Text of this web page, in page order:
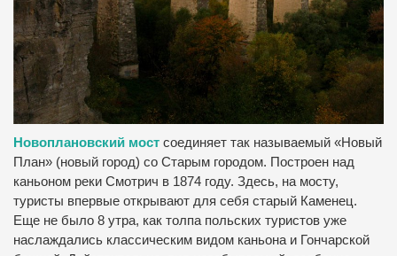
Новоплановский мост соединяет так называемый «Новый
План» (новый город) со Старым городом. Построен над
каньоном реки Смотрич в 1874 году. Здесь, на мосту,
туристы впервые открывают для себя старый Каменец.
Еще не было 8 утра, как толпа польских туристов уже
наслаждались классическим видом каньона и Гончарской